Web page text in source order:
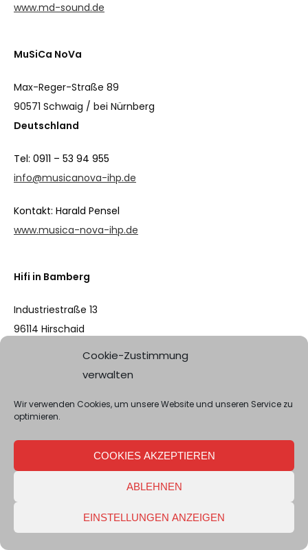
Cookie-Zustimmung
verwalten
Wir verwenden Cookies, um unsere Website und unseren Service zu
optimieren.
COOKIES AKZEPTIEREN
ABLEHNEN
EINSTELLUNGEN ANZEIGEN
www.md-sound.de
MuSiCa NoVa
Max-Reger-Straße 89
90571 Schwaig / bei Nürnberg
Deutschland
Tel: 0911 – 53 94 955
info@musicanova-ihp.de
Kontakt: Harald Pensel
www.musica-nova-ihp.de
Hifi in Bamberg
Industriestraße 13
96114 Hirschaid
Tel: 0951-209 10 91
info@hifi-bamberg.de
www.hifi-bamberg.de
Ultraschall Audio